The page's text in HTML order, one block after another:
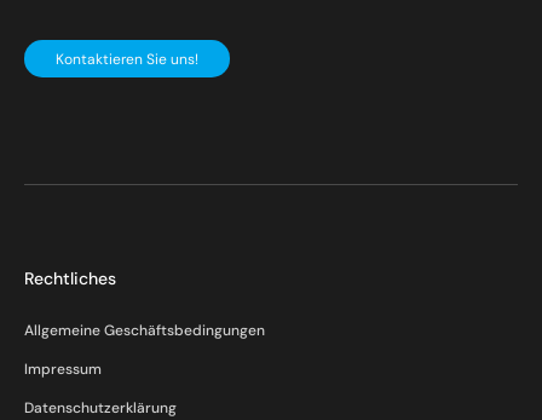
Kontaktieren Sie uns!
Rechtliches
Allgemeine Geschäftsbedingungen
Impressum
Datenschutzerklärung